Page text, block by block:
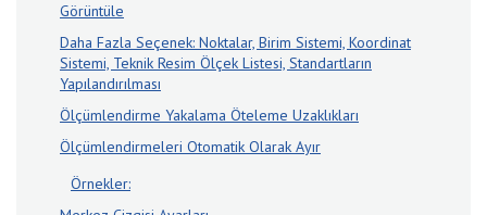
Görüntüle
Daha Fazla Seçenek: Noktalar, Birim Sistemi, Koordinat
Sistemi, Teknik Resim Ölçek Listesi, Standartların
Yapılandırılması
Ölçümlendirme Yakalama Öteleme Uzaklıkları
Ölçümlendirmeleri Otomatik Olarak Ayır
Örnekler: